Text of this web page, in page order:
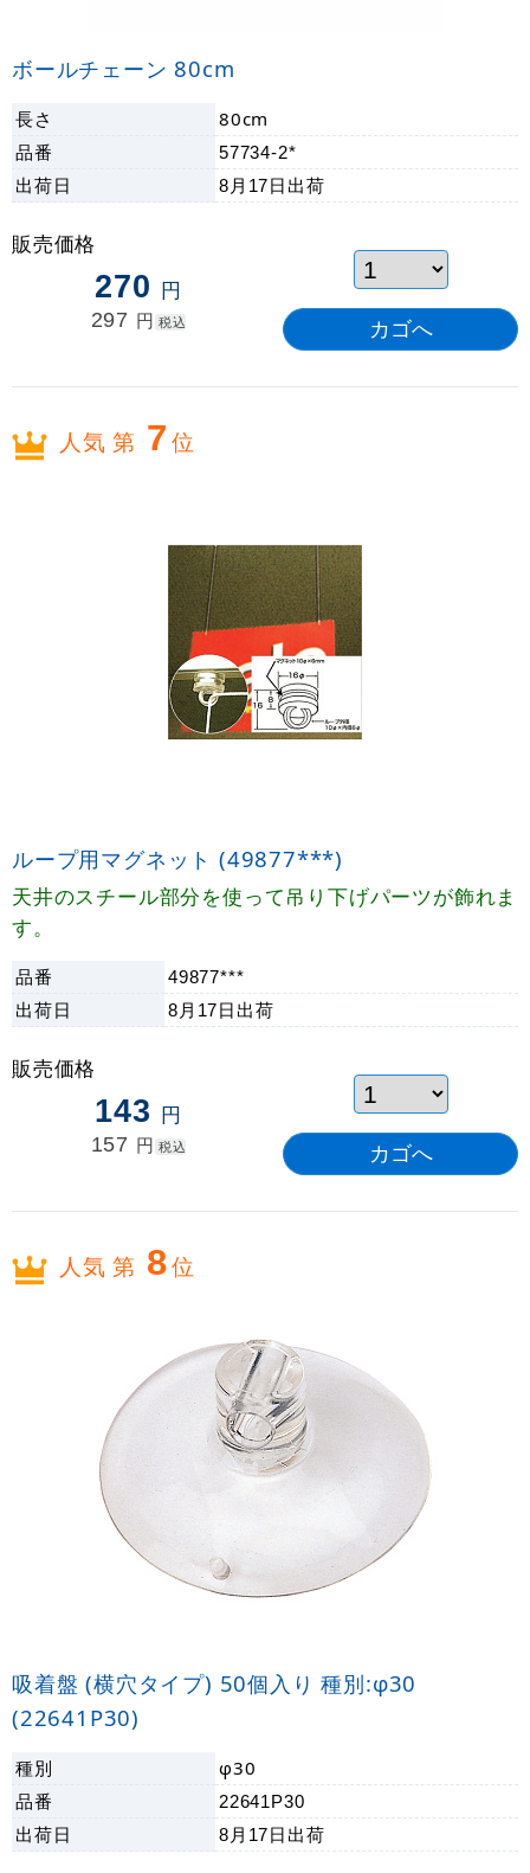
ボールチェーン 80cm
長さ
80cm
品番
57734-2*
出荷日 8月17日 出荷
販売価格
270 円
297 円 税込
人気 第 7位
ループ用マグネット (49877***)
天井のスチール部分を使って吊り下げパーツが飾れま
す。
品番 49877***
出荷日 8月17日 出荷
販売価格
143 円
157 円 税込
人気 第 8位
吸着盤 (横穴タイプ) 50個入り 種別:φ30
(22641P30)
種別
φ30
品番
22641P30
出荷日 8月17日 出荷